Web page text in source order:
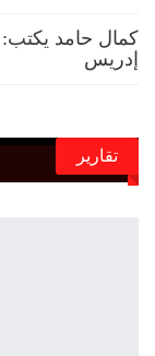
كمال حامد
إدريس
تقارير